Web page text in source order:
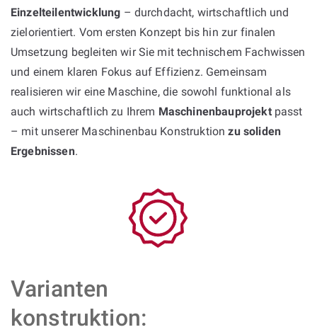
Einzelteilentwicklung – durchdacht, wirtschaftlich und
zielorientiert. Vom ersten Konzept bis hin zur finalen
Umsetzung begleiten wir Sie mit technischem Fachwissen
und einem klaren Fokus auf Effizienz. Gemeinsam
realisieren wir eine Maschine, die sowohl funktional als
auch wirtschaftlich zu Ihrem Maschinenbauprojektpasst
– mit unserer Maschinenbau Konstruktionzu soliden
Ergebnissen.
Varianten
konstruktion: